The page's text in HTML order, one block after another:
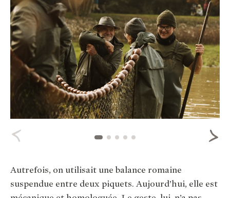
Autrefois, on utilisait une balance romaine
suspendue entre deux piquets. Aujourd’hui, elle est